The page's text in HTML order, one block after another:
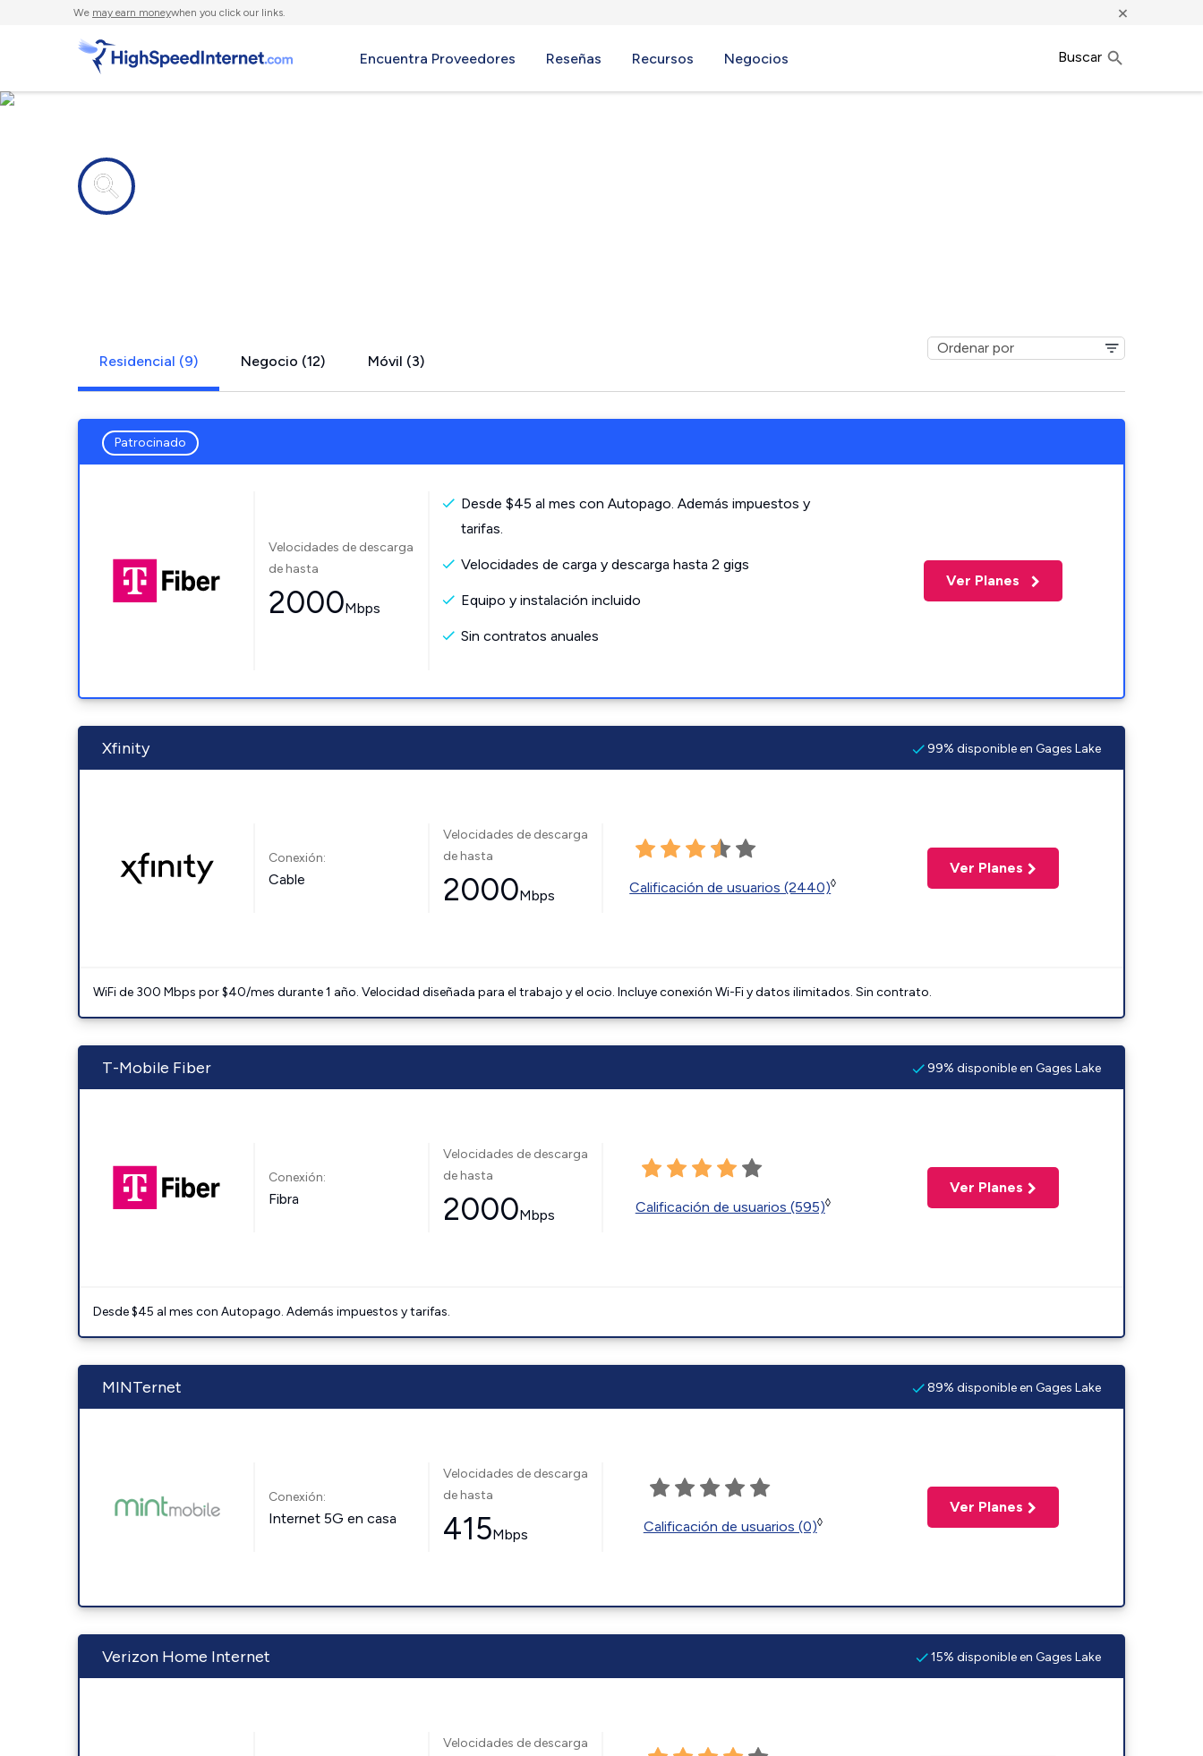
We may earn moneywhen you click our links. ×
Encuentra Proveedores Reseñas Recursos Negocios Buscar
Residencial (9) Negocio (12) Móvil (3)
Patrocinado
Velocidades de descarga
de hasta
2000Mbps
Desde $45 al mes con Autopago. Además impuestos y
tarifas.
Velocidades de carga y descarga hasta 2 gigs
Equipo y instalación incluido
Sin contratos anuales
Ver Planes
Xfinity 99% disponible en Gages Lake
Conexión:
Cable
Velocidades de descarga
de hasta
2000Mbps Calificación de usuarios (2440)◊
Ver Planes
WiFi de 300 Mbps por $40/mes durante 1 año. Velocidad diseñada para el trabajo y el ocio. Incluye conexión Wi-Fi y datos ilimitados. Sin contrato.
T-Mobile Fiber 99% disponible en Gages Lake
Conexión:
Fibra
Velocidades de descarga
de hasta
2000Mbps Calificación de usuarios (595)◊
Ver Planes
Desde $45 al mes con Autopago. Además impuestos y tarifas.
MINTernet 89% disponible en Gages Lake
Conexión:
Internet 5G en casa
Velocidades de descarga
de hasta
415Mbps Calificación de usuarios (0)◊
Ver Planes
Verizon Home Internet 15% disponible en Gages Lake
Velocidades de descarga